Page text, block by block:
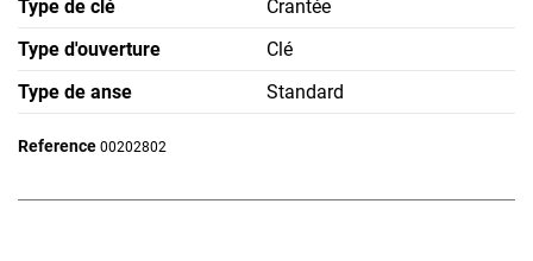
Type de clé
Crantée
Type d'ouverture
Clé
Type de anse
Standard
Reference 00202802